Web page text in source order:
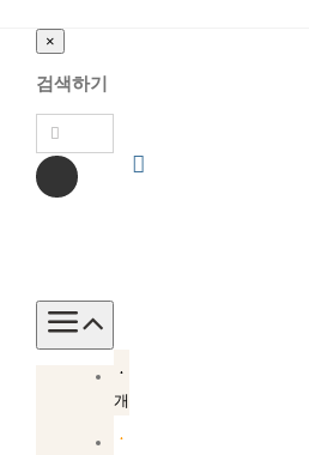
×
검색하기
Toggle
Navigation
소
개
소